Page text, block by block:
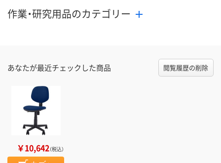
作業・研究用品のカテゴリー
あなたが最近チェックした商品 閲覧履歴の削除
￥10,642（税込）